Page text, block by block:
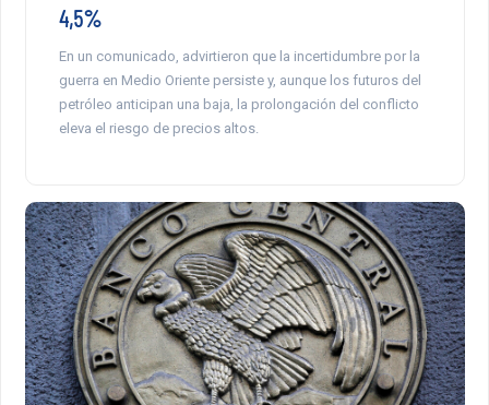
4,5%
En un comunicado, advirtieron que la incertidumbre por la
guerra en Medio Oriente persiste y, aunque los futuros del
petróleo anticipan una baja, la prolongación del conflicto
eleva el riesgo de precios altos.